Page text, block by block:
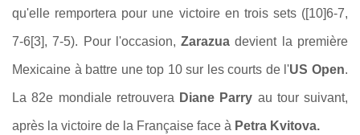
qu'elle remportera pour une victoire en trois sets ([10]6-7,
7-6[3], 7-5). Pour l'occasion,Zarazuadevient la première
Mexicaine à battre une top 10 sur les courts de l'US Open.
La 82e mondiale retrouvera Diane Parry au tour suivant,
après la victoire de la Française face à Petra Kvitova.